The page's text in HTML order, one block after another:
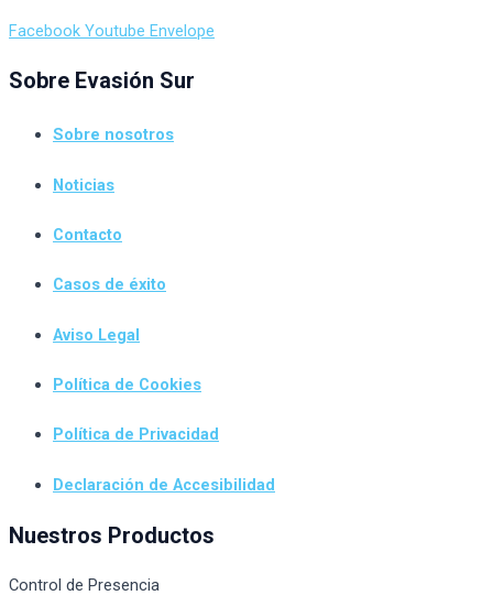
Facebook Youtube Envelope
Sobre Evasión Sur
Sobre nosotros
Noticias
Contacto
Casos de éxito
Aviso Legal
Política de Cookies
Política de Privacidad
Declaración de Accesibilidad
Nuestros Productos
Control de Presencia